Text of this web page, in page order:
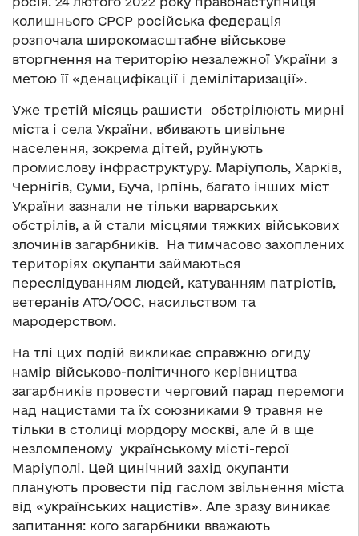
колишнього СРСР російська федерація
розпочала широкомасштабне військове
вторгнення на територію незалежної України з
метою її «денацифікації і демілітаризації».
Уже третій місяць рашисти обстрілюють мирні
міста і села України, вбивають цивільне
населення, зокрема дітей, руйнують
промислову інфраструктуру. Маріуполь, Харків,
Чернігів, Суми, Буча, Ірпінь, багато інших міст
України зазнали не тільки варварських
обстрілів, а й стали місцями тяжких військових
злочинів загарбників. На тимчасово захоплених
територіях окупанти займаються
переслідуванням людей, катуванням патріотів,
ветеранів АТО/ООС, насильством та
мародерством.
На тлі цих подій викликає справжню огиду
намір військово-політичного керівництва
загарбників провести черговий парад перемоги
над нацистами та їх союзниками 9 травня не
тільки в столиці мордору москві, але й в ще
незломленому українському місті-герої
Маріуполі. Цей цинічний захід окупанти
планують провести під гаслом звільнення міста
від «українських нацистів». Але зразу виникає
запитання: кого загарбники вважають